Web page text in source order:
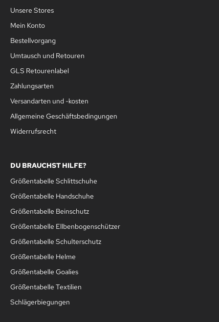
Unsere Stores
Mein Konto
Bestellvorgang
Umtausch und Retouren
GLS Retourenlabel
Zahlungsarten
Versandarten und -kosten
Allgemeine Geschäftsbedingungen
Widerrufsrecht
DU BRAUCHST HILFE?
Größentabelle Schlittschuhe
Größentabelle Handschuhe
Größentabelle Beinschutz
Größentabelle Ellbenbogenschützer
Größentabelle Schulterschutz
Größentabelle Helme
Größentabelle Goalies
Größentabelle Textilien
Schlägerbiegungen